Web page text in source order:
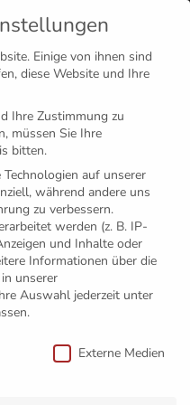
Disclaimer Impressum Datenschutz
Einige von ihnen sind
diese Website und Ihre
Ihre Zustimmung zu
müssen Sie Ihre
bitten.
auf unserer
während andere uns
zu verbessern.
werden (z. B. IP-
und Inhalte oder
Informationen über die
unserer
Auswahl jederzeit unter
Externe Medien